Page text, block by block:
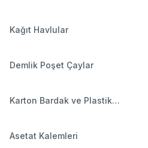
Kağıt Havlular
Demlik Poşet Çaylar
Karton Bardak ve Plastik
Asetat Kalemleri